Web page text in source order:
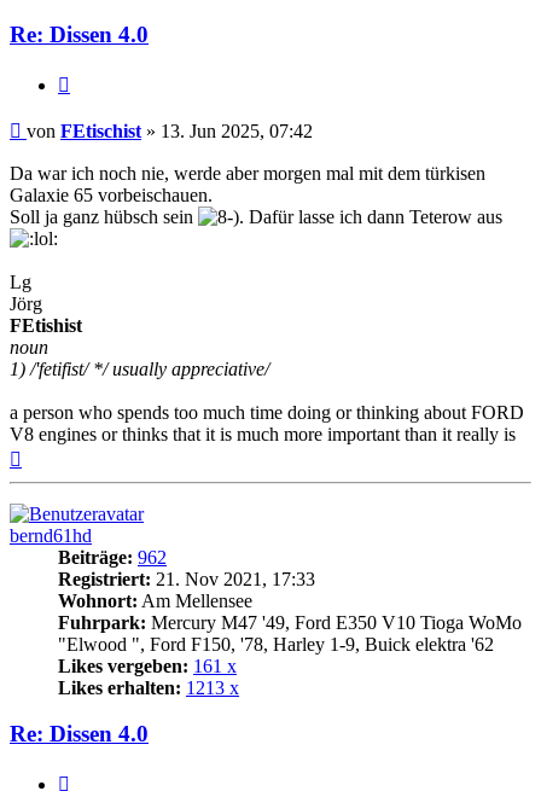
Re: Dissen 4.0
Beitrag
von FEtischist » 13. Jun 2025, 07:42
Da war ich noch nie, werde aber morgen mal mit dem türkisen
Galaxie 65 vorbeischauen.
Soll ja ganz hübsch sein
. Dafür lasse ich dann Teterow aus
Lg
Jörg
FEtishist
noun
1) /'fetifist/ */ usually appreciative/
a person who spends too much time doing or thinking about FORD
V8 engines or thinks that it is much more important than it really is
bernd61hd
Beiträge: 962
Registriert: 21. Nov 2021, 17:33
Wohnort: Am Mellensee
Fuhrpark: Mercury M47 '49, Ford E350 V10 Tioga WoMo
"Elwood ", Ford F150, '78, Harley 1-9, Buick elektra '62
Likes vergeben: 161 x
Likes erhalten: 1213 x
Re: Dissen 4.0